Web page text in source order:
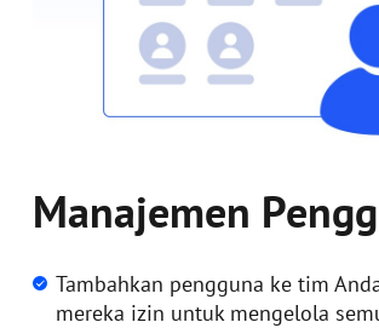
Manajemen
Tambahkan pengguna ke tim
mereka izin untuk mengelola